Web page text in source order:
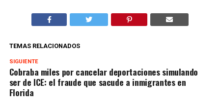
TEMAS RELACIONADOS
SIGUIENTE
Cobraba miles por cancelar deportaciones simulando
ser de ICE: el fraude que sacude a inmigrantes en
Florida